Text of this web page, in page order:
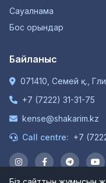
Сауалнама
Бос орындар
Байланыс
071410, Семей қ.,
+7 (7222) 31-31-75
kense@shakarim.kz
Call centre: +7